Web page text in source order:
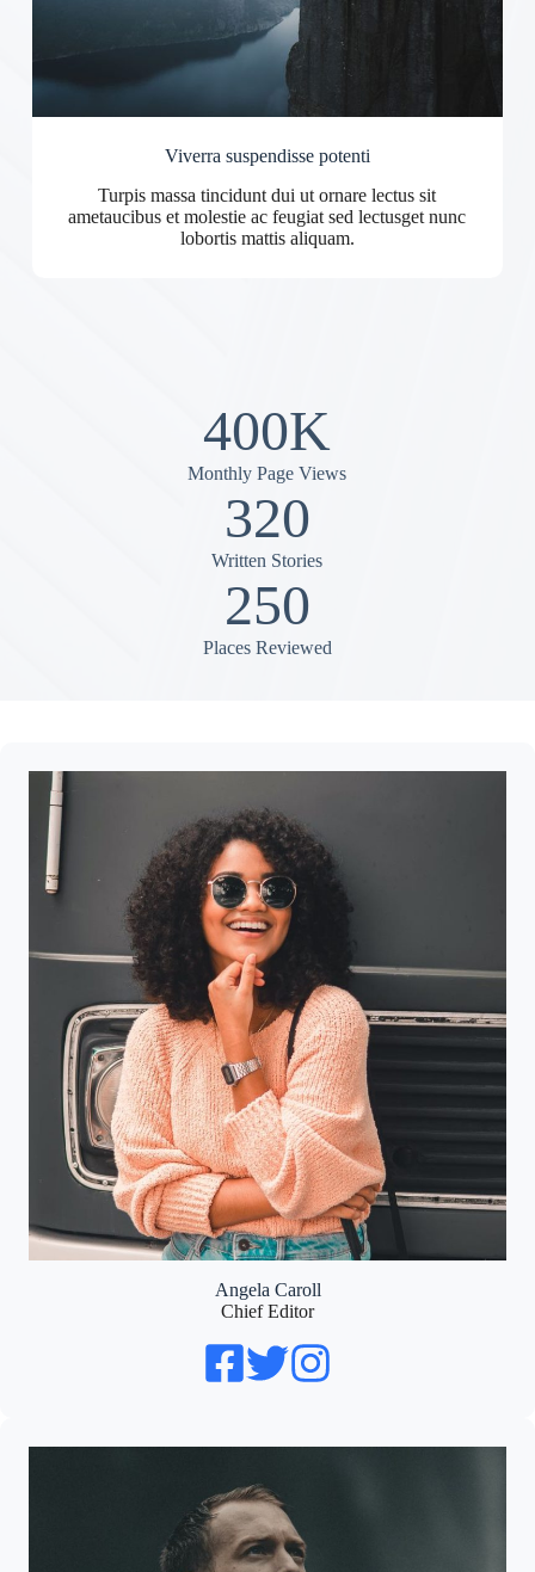
Viverra suspendisse potenti
Turpis massa tincidunt dui ut ornare lectus sit
ametaucibus et molestie ac feugiat sed lectusget nunc
lobortis mattis aliquam.
400K
Monthly Page Views
320
Written Stories
250
Places Reviewed
Angela Caroll
Chief Editor